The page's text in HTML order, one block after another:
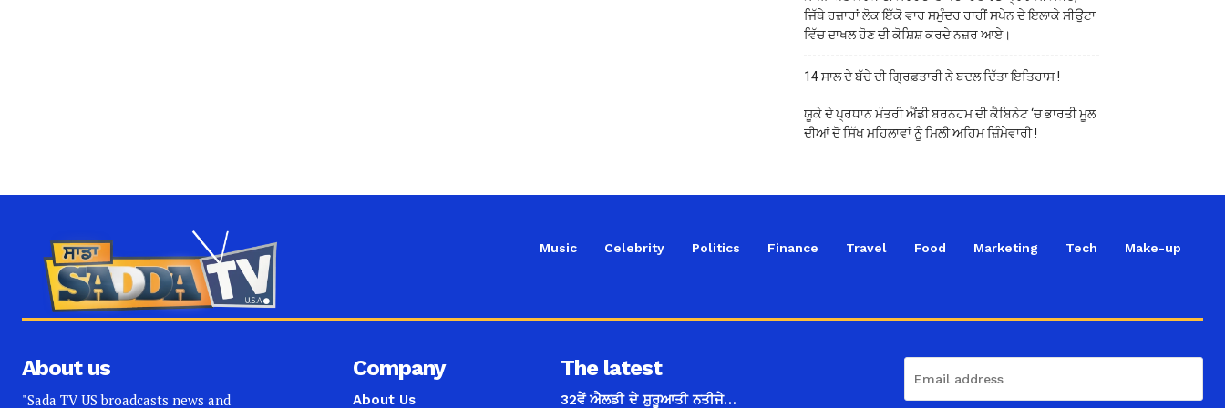
ਜਿੱਥੇ ਹਜ਼ਾਰਾਂ ਲੋਕ ਇੱਕੋ ਵਾਰ ਸਮੁੰਦਰ ਰਾਹੀਂ ਸਪੇਨ ਦੇ ਇਲਾਕੇ ਸੀਉਟਾ
ਵਿੱਚ ਦਾਖਲ ਹੋਣ ਦੀ ਕੋਸ਼ਿਸ਼ ਕਰਦੇ ਨਜ਼ਰ ਆਏ।
14 ਸਾਲ ਦੇ ਬੱਚੇ ਦੀ ਗ੍ਰਿਫ਼ਤਾਰੀ ਨੇ ਬਦਲ ਦਿੱਤਾ ਇਤਿਹਾਸ !
ਯੂਕੇ ਦੇ ਪ੍ਰਧਾਨ ਮੰਤਰੀ ਐਂਡੀ ਬਰਨਹਮ ਦੀ ਕੈਬਿਨੇਟ ‘ਚ ਭਾਰਤੀ ਮੂਲ
ਦੀਆਂ ਦੋ ਸਿੱਖ ਮਹਿਲਾਵਾਂ ਨੂੰ ਮਿਲੀ ਅਹਿਮ ਜ਼ਿੰਮੇਵਾਰੀ !
Music Celebrity Politics Finance Travel Food Marketing Tech Make-up
About us
"Sada TV US broadcasts news and
Company
About Us
The latest
32ਵੇਂ ਐਲਡੀ ਦੇ ਸ਼ੁਰੂਆਤੀ ਨਤੀਜੇ…